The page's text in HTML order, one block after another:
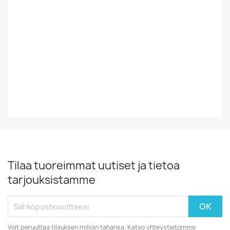
Tilaa tuoreimmat uutiset ja tietoa
tarjouksistamme
Voit peruuttaa tilauksen milloin tahansa. Katso yhteystietomme